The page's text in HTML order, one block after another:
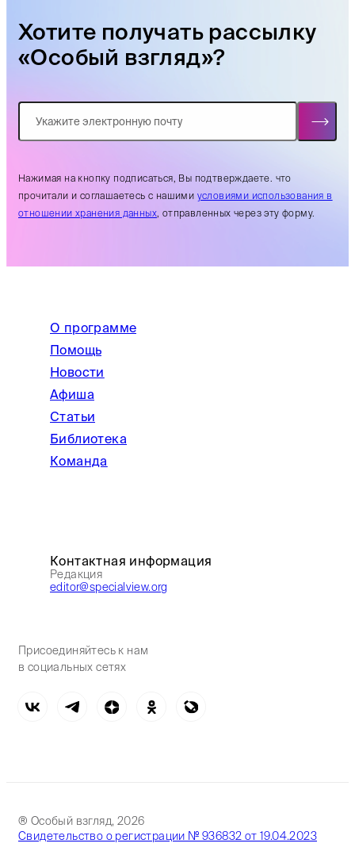
Хотите получать рассылку
«Особый взгляд»?
Нажимая на кнопку подписаться, Вы подтверждаете. что
прочитали и соглашаетесь с нашими условиями использования в
отношении хранения данных, отправленных через эту форму.
О программе
Помощь
Новости
Афиша
Статьи
Библиотека
Команда
Контактная информация
Редакция
editor@specialview.org
Присоединяйтесь к нам
в социальных сетях
® Особый взгляд, 2026
Свидетельство о регистрации № 936832 от 19.04.2023